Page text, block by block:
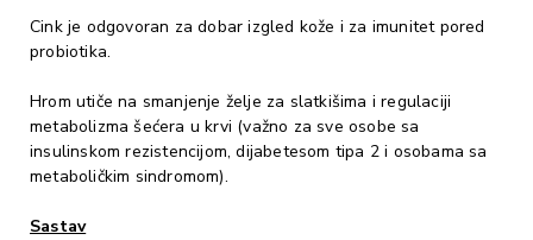
Cink je odgovoran za dobar izgled kože i za imunitet pored
probiotika.
Hrom utiče na smanjenje želje za slatkišima i regulaciji
metabolizma šećera u krvi (važno za sve osobe sa
insulinskom rezistencijom, dijabetesom tipa 2 i osobama sa
metaboličkim sindromom).
Sastav